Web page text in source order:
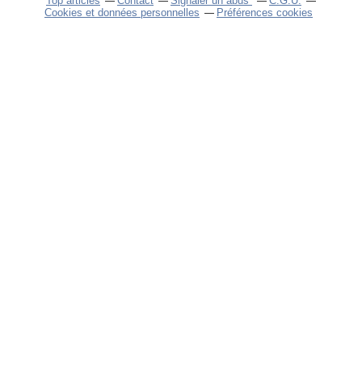
Cookies et données personnelles
Préférences cookies